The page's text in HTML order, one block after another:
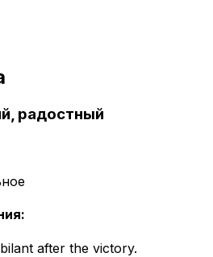
радостный
:
after the victory.